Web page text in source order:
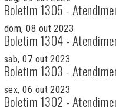
Boletim 1305 -
dom, 08 out 2023
Boletim 1304 -
sab, 07 out 2023
Boletim 1303 -
sex, 06 out 2023
Boletim 1302 -